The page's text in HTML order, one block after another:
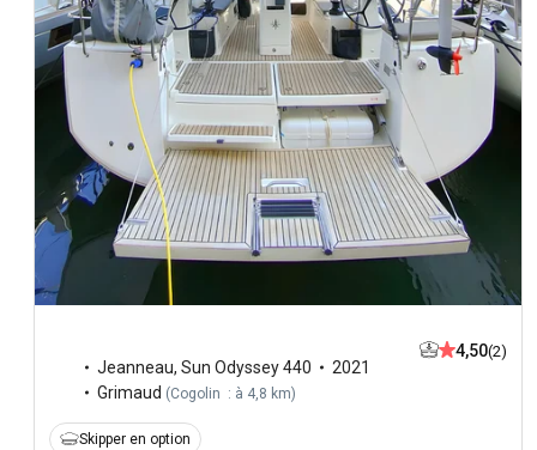
Jeanneau, Sun Odyssey 440
2021
Grimaud (Cogolin : à 4,8 km)
4,50(2)
Skipper en option